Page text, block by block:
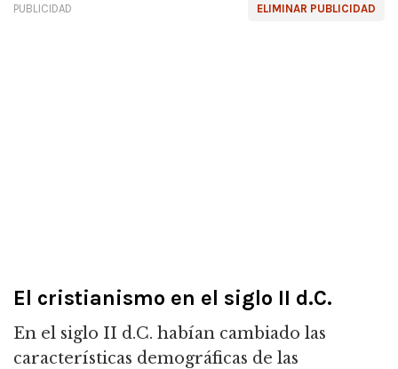
ELIMINAR PUBLICIDAD
PUBLICIDAD
El cristianismo en el siglo II d.C.
En el siglo II d.C. habían cambiado las
características demográficas de las